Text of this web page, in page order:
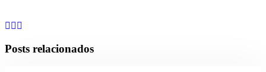
Posts relacionados